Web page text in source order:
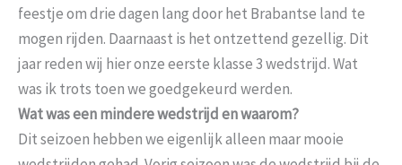
feestje om drie dagen lang door het Brabantse land te
mogen rijden. Daarnaast is het ontzettend gezellig. Dit
jaar reden wij hier onze eerste klasse 3 wedstrijd. Wat
was ik trots toen we goedgekeurd werden.
Wat was een mindere wedstrijd en waarom?
Dit seizoen hebben we eigenlijk alleen maar mooie